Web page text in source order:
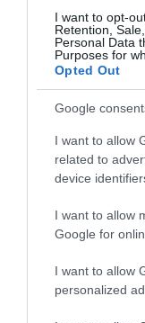
I want to opt-
Retention,
Personal Data
Purposes for
Opted Out
Google
I want to allow
related to
device
I want to allow
Google for
I want to allow
personalized